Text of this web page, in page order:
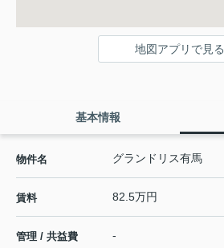
地図アプリで見る
基本情報
物件名 グランドリス有馬
賃料 82.5万円
管理 / 共益費 -